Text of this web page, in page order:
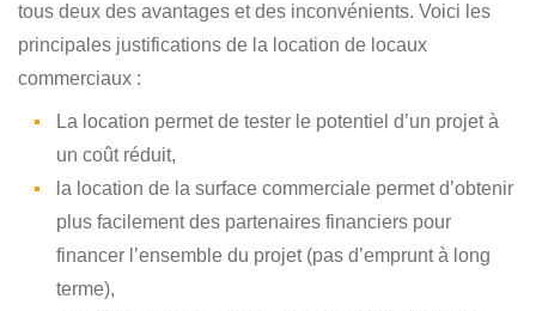
tous deux des avantages et des inconvénients. Voici les
principales justifications de la location de locaux
commerciaux :
La location permet de tester le potentiel d’un projet à
un coût réduit,
la location de la surface commerciale permet d’obtenir
plus facilement des partenaires financiers pour
financer l’ensemble du projet (pas d’emprunt à long
terme),